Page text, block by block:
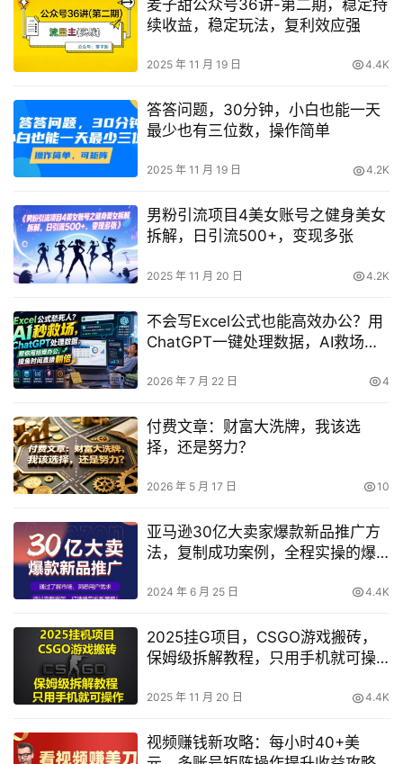
麦子甜公众号36讲-第二期，稳定持
续收益，稳定玩法，复利效应强
2025 年 11 月 19 日 4.4K
答答问题，30分钟，小白也能一天
最少也有三位数，操作简单
2025 年 11 月 19 日 4.2K
男粉引流项目4美女账号之健身美女
拆解，日引流500+，变现多张
2025 年 11 月 20 日 4.2K
不会写Excel公式也能高效办公？用
ChatGPT一键处理数据，AI救场让
2026 年 7 月 22 日 4
付费文章：财富大洗牌，我该选
择，还是努力？
2026 年 5 月 17 日 10
亚马逊30亿大卖家爆款新品推广方
法，复制成功案例，全程实操的爆
2024 年 6 月 25 日 4.4K
2025挂G项目，CSGO游戏搬砖，
保姆级拆解教程，只用手机就可操
2025 年 11 月 20 日 4.4K
视频赚钱新攻略：每小时40+美